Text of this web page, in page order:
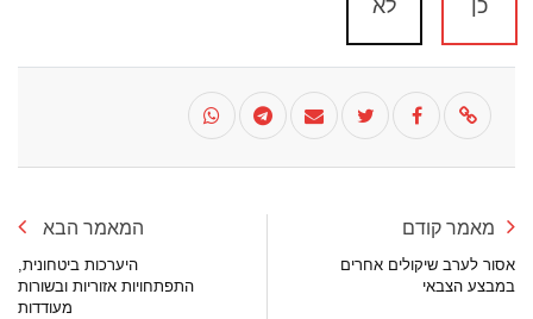
כן לא
מאמר קודם
אסור לערב שיקולים אחרים
במבצע הצבאי
המאמר הבא
היערכות ביטחונית,
התפתחויות אזוריות ובשורות
מעודדות